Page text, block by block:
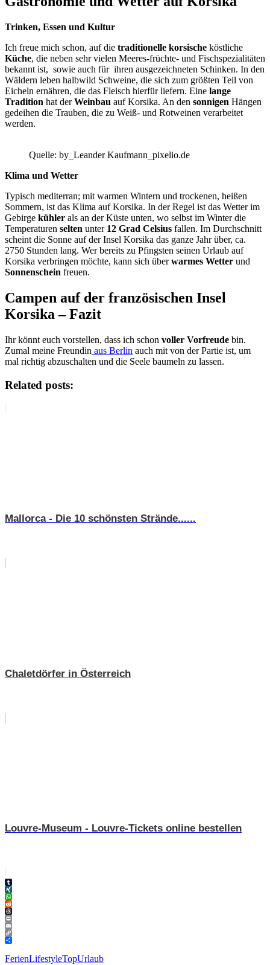
Trinken, Essen und Kultur
Ich freue mich schon, auf die traditionelle korsische köstliche
Küche, die neben sehr vielen Meeres-früchte- und Fischspezialitäten
bekannt ist, sowie auch für ihren ausgezeichneten Schinken. In den
Wäldern leben halbwild Schweine, die sich zum größten Teil von
Eicheln ernähren, die das Fleisch hierfür liefern. Eine lange
Tradition hat derWeinbau auf Korsika. An den sonnigen Hängen
gedeihen die Trauben, die zu Weiß- und Rotweinen verarbeitet
werden.
Quelle: by_Leander Kaufmann_pixelio.de
Klima und Wetter
Typisch mediterran; mit warmen Wintern und trockenen, heißen
Sommern, ist das Klima auf Korsika. In der Regel ist das Wetter im
Gebirge kühler als an der Küste unten, wo selbst im Winter die
Temperaturen selten unter 12 Grad Celsius fallen. Im Durchschnitt
scheint die Sonne auf der Insel Korsika das ganze Jahr über, ca.
2750 Stunden lang. Wer bereits zu Pfingsten seinen Urlaub auf
Korsika verbringen möchte, kann sich überwarmes Wetter und
Sonnenschein freuen.
Campen auf der französischen Insel
Korsika – Fazit
Ihr könnt euch vorstellen, dass ich schon voller Vorfreude bin.
Zumal meine Freundin aus Berlin auch mit von der Partie ist, um
mal richtig abzuschalten und die Seele baumeln zu lassen.
Related posts:
Mallorca - Die 10 schönsten Strände......
Chaletdörfer in Österreich
Louvre-Museum - Louvre-Tickets online bestellen
Tumblr
XING
WhatsApp
Reddit
Threads
Print
Email
Copy
Link
Teilen
FerienLifestyleTopUrlaub